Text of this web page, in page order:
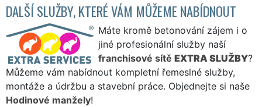
DALŠÍ SLUŽBY, KTERÉ VÁM MŮŽEME NABÍDNOUT
Máte kromě betonování zájem i o
jiné profesionální služby naší
franchisové sítě EXTRA SLUŽBY?
Můžeme vám nabídnout kompletní řemeslné služby,
montáže a údržbu a stavební práce. Objednejte si naše
Hodinové manžely!